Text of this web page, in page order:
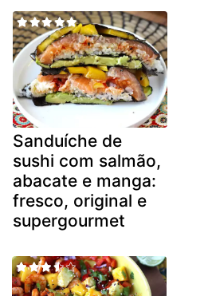
Sanduíche de
sushi com salmão,
abacate e manga:
fresco, original e
supergourmet